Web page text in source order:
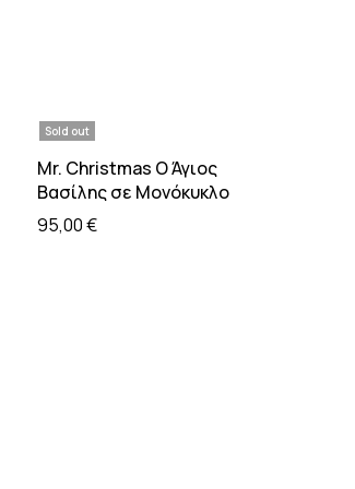
Sold out
Διαβάστε περισσότερα
Mr. Christmas Ο Άγιος
Βασίλης σε Μονόκυκλο
95,00€